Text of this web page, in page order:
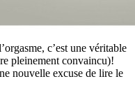
c’est une véritable
pleinement convaincu)!
nouvelle excuse de lire le